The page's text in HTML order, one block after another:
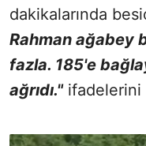
dakikalarında
Rahman ağabey
fazla. 185'e
ağrıdı."ifadelerini